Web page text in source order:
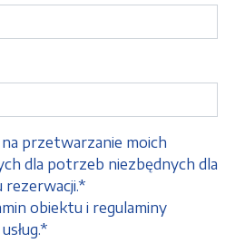
przetwarzanie moich
dla potrzeb niezbędnych dla
rezerwacji.*
obiektu i regulaminy
*